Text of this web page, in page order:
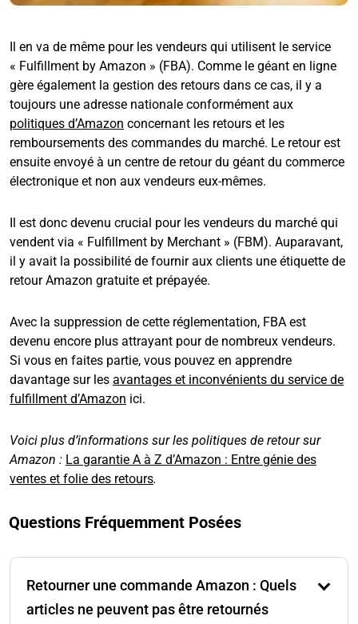
Il en va de même pour les vendeurs qui utilisent le service
« Fulfillment by Amazon » (FBA). Comme le géant en ligne
gère également la gestion des retours dans ce cas, il y a
toujours une adresse nationale conformément aux
politiques d’Amazon concernant les retours et les
remboursements des commandes du marché. Le retour est
ensuite envoyé à un centre de retour du géant du commerce
électronique et non aux vendeurs eux-mêmes.
Il est donc devenu crucial pour les vendeurs du marché qui
vendent via « Fulfillment by Merchant » (FBM). Auparavant,
il y avait la possibilité de fournir aux clients une étiquette de
retour Amazon gratuite et prépayée.
Avec la suppression de cette réglementation, FBA est
devenu encore plus attrayant pour de nombreux vendeurs.
Si vous en faites partie, vous pouvez en apprendre
davantage sur les avantages et inconvénients du service de
fulfillment d’Amazon ici.
Voici plus d’informations sur les politiques de retour sur
Amazon : La garantie A à Z d’Amazon : Entre génie des
ventes et folie des retours.
Questions Fréquemment Posées
Retourner une commande Amazon : Quels
articles ne peuvent pas être retournés